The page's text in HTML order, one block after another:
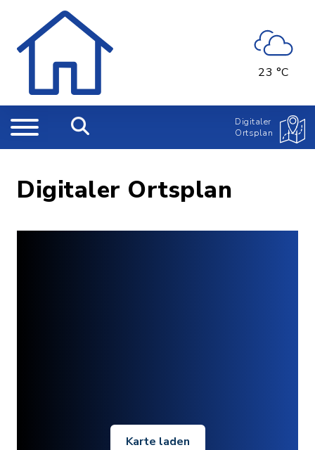
23 °C
Digitaler
Ortsplan
Digitaler Ortsplan
Karte laden